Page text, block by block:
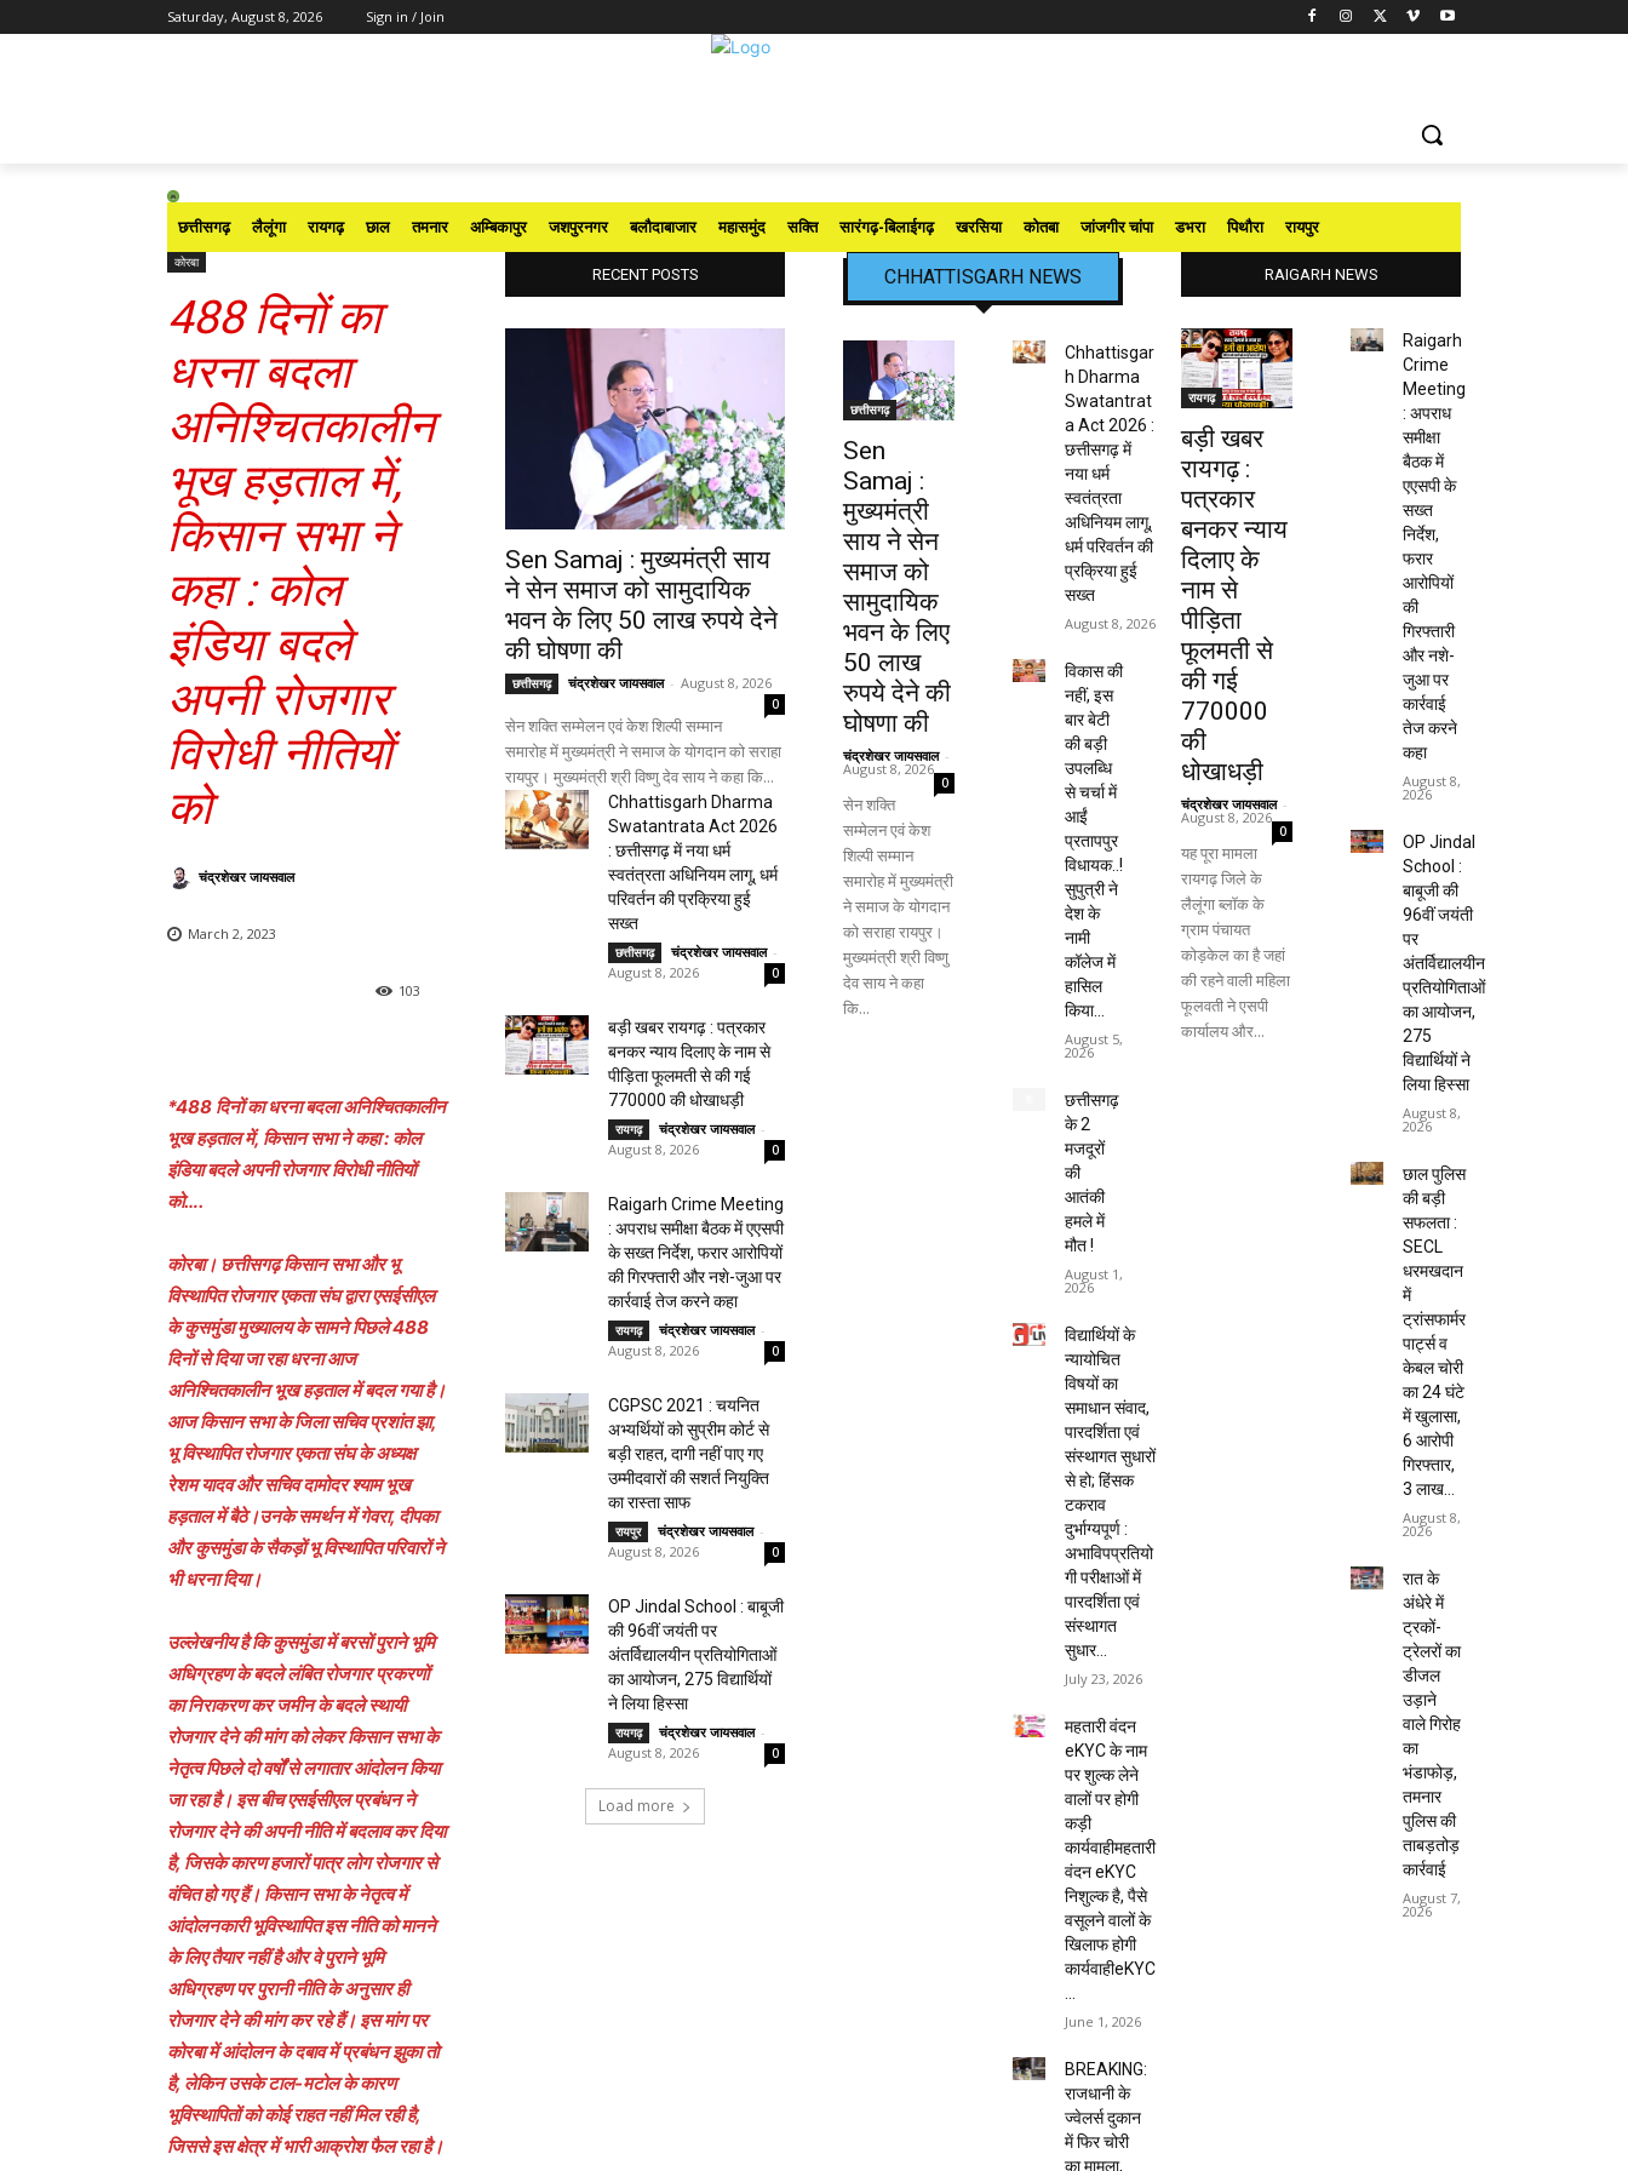
Saturday, August 8, 2026 Sign in / Join
छत्तीसगढ़ लैलूंगा रायगढ़ छाल तमनार अम्बिकापुर जशपुरनगर बलौदाबाजार महासमुंद सक्ति सारंगढ़-बिलाईगढ़ खरसिया कोतबा जांजगीर चांपा डभरा पिथौरा रायपुर
कोरबा
488 दिनों का
धरना बदला
अनिश्चितकालीन
भूख हड़ताल में,
किसान सभा ने
कहा : कोल
इंडिया बदले
अपनी रोजगार
विरोधी नीतियों
को
चंद्रशेखर जायसवाल
March 2, 2023
103
*488 दिनों का धरना बदला अनिश्चितकालीन
भूख हड़ताल में, किसान सभा ने कहा : कोल
इंडिया बदले अपनी रोजगार विरोधी नीतियों
को….
कोरबा। छत्तीसगढ़ किसान सभा और भू
विस्थापित रोजगार एकता संघ द्वारा एसईसीएल
के कुसमुंडा मुख्यालय के सामने पिछले 488
दिनों से दिया जा रहा धरना आज
अनिश्चितकालीन भूख हड़ताल में बदल गया है।
आज किसान सभा के जिला सचिव प्रशांत झा,
भू विस्थापित रोजगार एकता संघ के अध्यक्ष
रेशम यादव और सचिव दामोदर श्याम भूख
हड़ताल में बैठे।उनके समर्थन में गेवरा, दीपका
और कुसमुंडा के सैकड़ों भू विस्थापित परिवारों ने
भी धरना दिया।
उल्लेखनीय है कि कुसमुंडा में बरसों पुराने भूमि
अधिग्रहण के बदले लंबित रोजगार प्रकरणों
का निराकरण कर जमीन के बदले स्थायी
रोजगार देने की मांग को लेकर किसान सभा के
नेतृत्व पिछले दो वर्षों से लगातार आंदोलन किया
जा रहा है। इस बीच एसईसीएल प्रबंधन ने
रोजगार देने की अपनी नीति में बदलाव कर दिया
है, जिसके कारण हजारों पात्र लोग रोजगार से
वंचित हो गए हैं। किसान सभा के नेतृत्व में
आंदोलनकारी भूविस्थापित इस नीति को मानने
के लिए तैयार नहीं है और वे पुराने भूमि
अधिग्रहण पर पुरानी नीति के अनुसार ही
रोजगार देने की मांग कर रहे हैं। इस मांग पर
कोरबा में आंदोलन के दबाव में प्रबंधन झुका तो
है, लेकिन उसके टाल-मटोल के कारण
भूविस्थापितों को कोई राहत नहीं मिल रही है,
जिससे इस क्षेत्र में भारी आक्रोश फैल रहा है।
RECENT POSTS
Sen Samaj : मुख्यमंत्री साय
ने सेन समाज को सामुदायिक
भवन के लिए 50 लाख रुपये देने
की घोषणा की
छत्तीसगढ़ चंद्रशेखर जायसवाल - August 8, 2026
0
सेन शक्ति सम्मेलन एवं केश शिल्पी सम्मान
समारोह में मुख्यमंत्री ने समाज के योगदान को सराहा
रायपुर। मुख्यमंत्री श्री विष्णु देव साय ने कहा कि...
Chhattisgarh Dharma
Swatantrata Act 2026
: छत्तीसगढ़ में नया धर्म
स्वतंत्रता अधिनियम लागू, धर्म
परिवर्तन की प्रक्रिया हुई
सख्त
छत्तीसगढ़ चंद्रशेखर जायसवाल -
August 8, 2026
0
बड़ी खबर रायगढ़ : पत्रकार
बनकर न्याय दिलाए के नाम से
पीड़िता फूलमती से की गई
770000 की धोखाधड़ी
रायगढ़ चंद्रशेखर जायसवाल -
August 8, 2026
0
Raigarh Crime Meeting
: अपराध समीक्षा बैठक में एएसपी
के सख्त निर्देश, फरार आरोपियों
की गिरफ्तारी और नशे-जुआ पर
कार्रवाई तेज करने कहा
रायगढ़ चंद्रशेखर जायसवाल -
August 8, 2026
0
CGPSC 2021 : चयनित
अभ्यर्थियों को सुप्रीम कोर्ट से
बड़ी राहत, दागी नहीं पाए गए
उम्मीदवारों की सशर्त नियुक्ति
का रास्ता साफ
रायपुर चंद्रशेखर जायसवाल -
August 8, 2026
0
OP Jindal School : बाबूजी
की 96वीं जयंती पर
अंतर्विद्यालयीन प्रतियोगिताओं
का आयोजन, 275 विद्यार्थियों
ने लिया हिस्सा
रायगढ़ चंद्रशेखर जायसवाल -
August 8, 2026
0
Load more
CHHATTISGARH NEWS
छत्तीसगढ़
Sen
Samaj :
मुख्यमंत्री
साय ने सेन
समाज को
सामुदायिक
भवन के लिए
50 लाख
रुपये देने की
घोषणा की
चंद्रशेखर जायसवाल -
August 8, 2026
0
सेन शक्ति
सम्मेलन एवं केश
शिल्पी सम्मान
समारोह में मुख्यमंत्री
ने समाज के योगदान
को सराहा रायपुर।
मुख्यमंत्री श्री विष्णु
देव साय ने कहा
कि...
Chhattisgar
h Dharma
Swatantrat
a Act 2026 :
छत्तीसगढ़ में
नया धर्म
स्वतंत्रता
अधिनियम लागू,
धर्म परिवर्तन की
प्रक्रिया हुई
सख्त
August 8, 2026
विकास की
नहीं, इस
बार बेटी
की बड़ी
उपलब्धि
से चर्चा में
आईं
प्रतापपुर
विधायक..!
सुपुत्री ने
देश के
नामी
कॉलेज में
हासिल
किया...
August 5,
2026
छत्तीसगढ़
के 2
मजदूरों
की
आतंकी
हमले में
मौत !
August 1,
2026
विद्यार्थियों के
न्यायोचित
विषयों का
समाधान संवाद,
पारदर्शिता एवं
संस्थागत सुधारों
से हो; हिंसक
टकराव
दुर्भाग्यपूर्ण :
अभाविपप्रतियो
गी परीक्षाओं में
पारदर्शिता एवं
संस्थागत
सुधार...
July 23, 2026
महतारी वंदन
eKYC के नाम
पर शुल्क लेने
वालों पर होगी
कड़ी
कार्यवाहीमहतारी
वंदन eKYC
निशुल्क है, पैसे
वसूलने वालों के
खिलाफ होगी
कार्यवाहीeKYC
June 1, 2026
BREAKING:
राजधानी के
ज्वेलर्स दुकान
में फिर चोरी
का मामला,
RAIGARH NEWS
रायगढ़
बड़ी खबर
रायगढ़ :
पत्रकार
बनकर न्याय
दिलाए के
नाम से
पीड़िता
फूलमती से
की गई
770000
की
धोखाधड़ी
चंद्रशेखर जायसवाल -
August 8, 2026
0
यह पूरा मामला
रायगढ़ जिले के
लैलूंगा ब्लॉक के
ग्राम पंचायत
कोड़केल का है जहां
की रहने वाली महिला
फूलवती ने एसपी
कार्यालय और...
Raigarh
Crime
Meeting
: अपराध
समीक्षा
बैठक में
एएसपी के
सख्त
निर्देश,
फरार
आरोपियों
की
गिरफ्तारी
और नशे-
जुआ पर
कार्रवाई
तेज करने
कहा
August 8,
2026
OP Jindal
School :
बाबूजी की
96वीं जयंती
पर
अंतर्विद्यालयीन
प्रतियोगिताओं
का आयोजन,
275
विद्यार्थियों ने
लिया हिस्सा
August 8,
2026
छाल पुलिस
की बड़ी
सफलता :
SECL
धरमखदान
में
ट्रांसफार्मर
पार्ट्स व
केबल चोरी
का 24 घंटे
में खुलासा,
6 आरोपी
गिरफ्तार,
₹3 लाख...
August 8,
2026
रात के
अंधेरे में
ट्रकों-
ट्रेलरों का
डीजल
उड़ाने
वाले गिरोह
का
भंडाफोड़,
तमनार
पुलिस की
ताबड़तोड़
कार्रवाई
August 7,
2026